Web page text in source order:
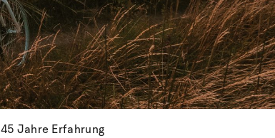
45 Jahre Erfahrung